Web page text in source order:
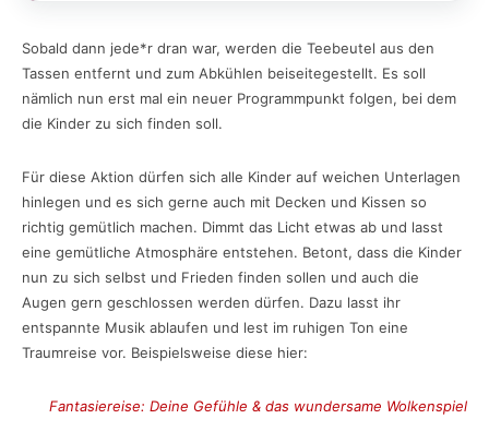
Sobald dann jede*r dran war, werden die Teebeutel aus den
Tassen entfernt und zum Abkühlen beiseitegestellt. Es soll
nämlich nun erst mal ein neuer Programmpunkt folgen, bei dem
die Kinder zu sich finden soll.
Für diese Aktion dürfen sich alle Kinder auf weichen Unterlagen
hinlegen und es sich gerne auch mit Decken und Kissen so
richtig gemütlich machen. Dimmt das Licht etwas ab und lasst
eine gemütliche Atmosphäre entstehen. Betont, dass die Kinder
nun zu sich selbst und Frieden finden sollen und auch die
Augen gern geschlossen werden dürfen. Dazu lasst ihr
entspannte Musik ablaufen und lest im ruhigen Ton eine
Traumreise vor. Beispielsweise diese hier:
Fantasiereise: Deine Gefühle & das wundersame Wolkenspiel